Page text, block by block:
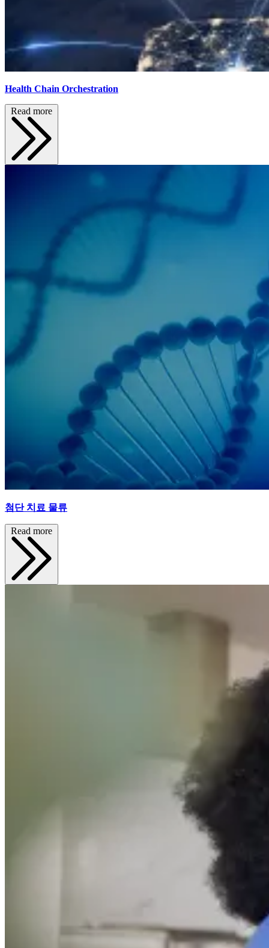
Health Chain Orchestration
Read more
첨단 치료 물류
Read more